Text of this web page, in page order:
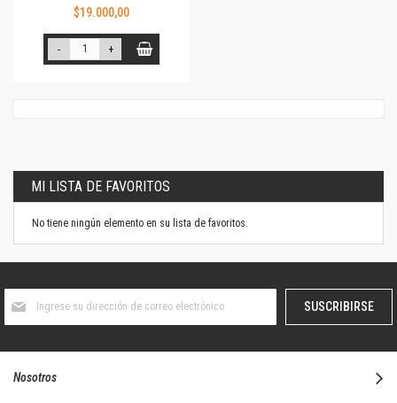
$19.000,00
- +
MI LISTA DE FAVORITOS
No tiene ningún elemento en su lista de favoritos.
boletín
SUSCRIBIRSE
Nosotros